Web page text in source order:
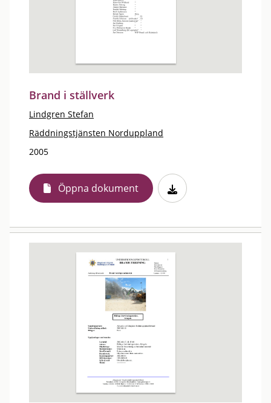
Brand i ställverk
Lindgren Stefan
Räddningstjänsten Norduppland
2005
Öppna dokument